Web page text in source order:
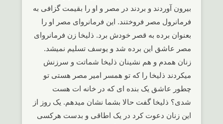
بیرون آوردند و بردند در مصر و او را بقیمت گزافی به
فرمانرول مصر فروختند. این فرمانروای مصر او را
بعنوان برده به قصر خودش برد. ذلیخا زن فرمانروای
مصر عاشق این برده شد و یوسف تسلیم نمیشد.
زنان همدم و هم نشینان ذلیخا شماتت و سرزنش
میکردند ذلیخا را که تو همسر امیر مصر هستی تو
چطور عاشق یک بنده ای که در خانه ات هست
شدی؟ ذلیخا گفت حالا بشما نشان میدهم. یک روز از
این زنان دعوت کرد در یک اطاقی و بدست هرکسی